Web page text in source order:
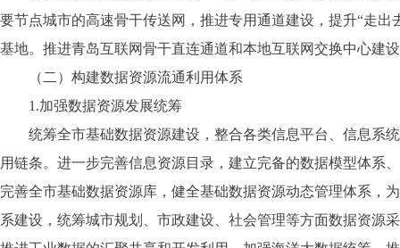
要节点城市的高速骨干传送网，推进专用通道建设，提升“走
基地。推进青岛互联网骨干直连通道和本地互联网交换中心建
（二）构建数据资源流通利用体系
1.加强数据资源发展统筹
统筹全市基础数据资源建设，整合各类信息平台、信息系统
用链条。进一步完善信息资源目录，建立完备的数据模型体系
完善全市基础数据资源库，健全基础数据资源动态管理体系，
系建设，统筹城市规划、市政建设、社会管理等方面数据资源